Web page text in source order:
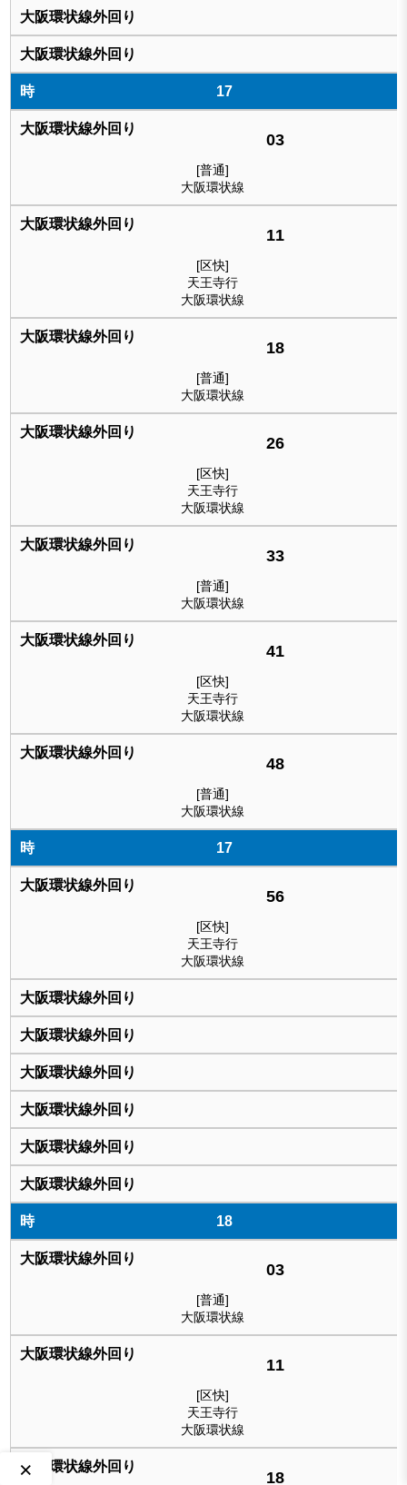
17
03
[普通]
大阪環状線
11
[区快]
天王寺行
大阪環状線
18
[普通]
大阪環状線
26
[区快]
天王寺行
大阪環状線
33
[普通]
大阪環状線
41
[区快]
天王寺行
大阪環状線
48
[普通]
大阪環状線
17
56
[区快]
天王寺行
大阪環状線
18
03
[普通]
大阪環状線
11
[区快]
天王寺行
大阪環状線
18
×